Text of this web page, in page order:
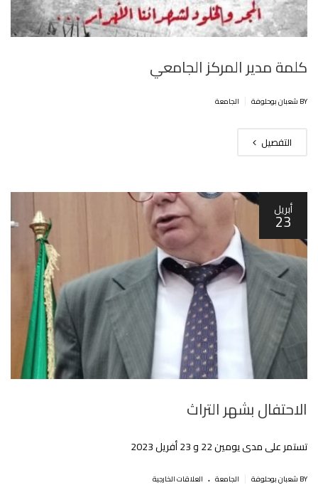
كلمة مدير المركز الجامعي ‎
BY شعبان بوحلوفة الجامعة
التفصيل
أبريل
23
الاحتفال بشهر التراث
تستمر على مدى يومين 22 و 23 أفريل 2023
BY شعبان بوحلوفة الجامعة . العلاقات الخارجية